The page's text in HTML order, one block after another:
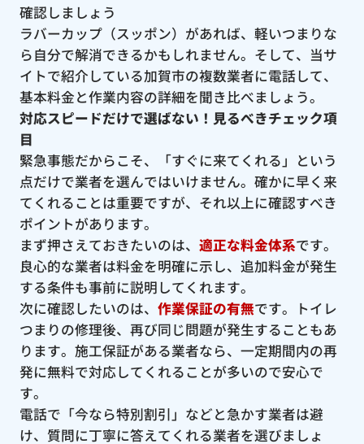
確認しましょう
ラバーカップ（スッポン）があれば、軽いつまりな
ら自分で解消できるかもしれません。そして、当サ
イトで紹介している加賀市の複数業者に電話して、
基本料金と作業内容の詳細を聞き比べましょう。
対応スピードだけで選ばない！見るべきチェック項
目
緊急事態だからこそ、「すぐに来てくれる」という
点だけで業者を選んではいけません。確かに早く来
てくれることは重要ですが、それ以上に確認すべき
ポイントがあります。
まず押さえておきたいのは、 適正な料金体系です。
良心的な業者は料金を明確に示し、追加料金が発生
する条件も事前に説明してくれます。
次に確認したいのは、 作業保証の有無です。トイレ
つまりの修理後、再び同じ問題が発生することもあ
ります。施工保証がある業者なら、一定期間内の再
発に無料で対応してくれることが多いので安心で
す。
電話で「今なら特別割引」などと急かす業者は避
け、質問に丁寧に答えてくれる業者を選びましょ